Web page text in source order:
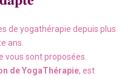
de yogathérapie depuis plus
ans.
vous sont proposées.
de YogaThérapie, est